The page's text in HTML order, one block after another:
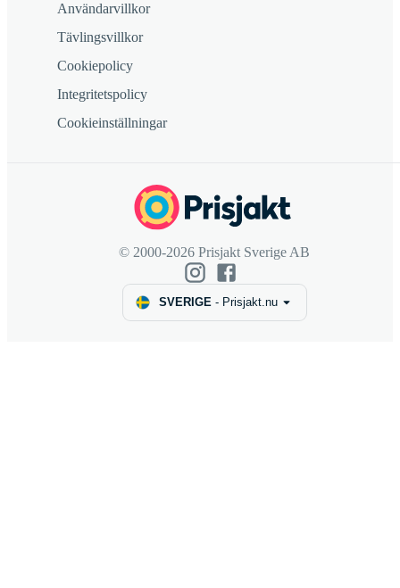
Användarvillkor
Tävlingsvillkor
Cookiepolicy
Integritetspolicy
Cookieinställningar
© 2000-2026 Prisjakt Sverige AB
SVERIGE- Prisjakt.nu